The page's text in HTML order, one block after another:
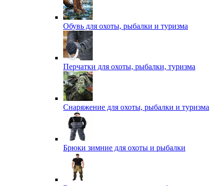
Обувь для охоты, рыбалки и туризма
Перчатки для охоты, рыбалки, туризма
Снаряжение для охоты, рыбалки и туризма
Брюки зимние для охоты и рыбалки